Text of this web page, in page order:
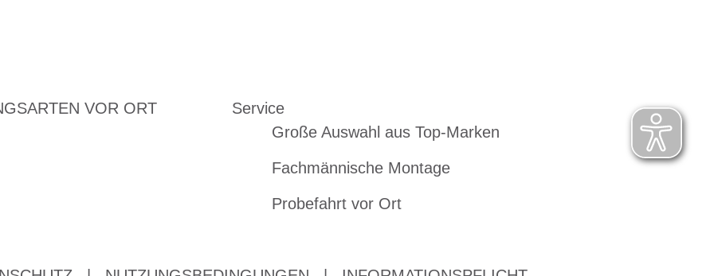
VOR ORT
Service
Große Auswahl aus Top-Marken
Fachmännische Montage
Probefahrt vor Ort